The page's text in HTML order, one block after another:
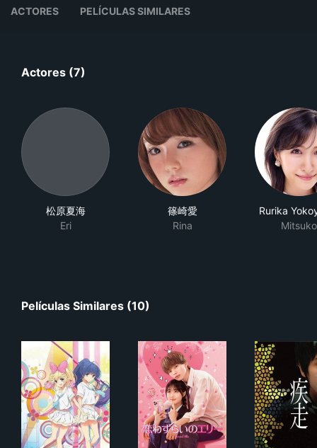
ACTORES PELÍCULAS SIMILARES
Actores (7)
松原夏海
Eri
篠崎愛
Rina
Rurika
Mitsuko
Películas Similares (10)